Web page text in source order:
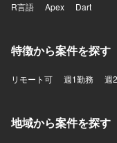
R言語
Apex Dart
特徴から案件を探す
リモート可 週1勤務 週
地域から案件を探す